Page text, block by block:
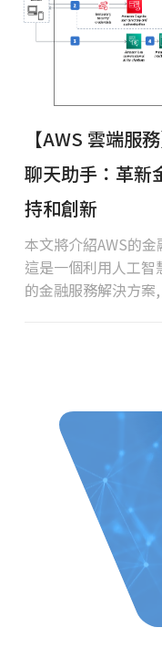
【AWS 雲端服
聊天助手：革新
持和創新
本文將介紹AWS的
這是一個利用人工
的金融服務解決方案
動化的客戶服務和